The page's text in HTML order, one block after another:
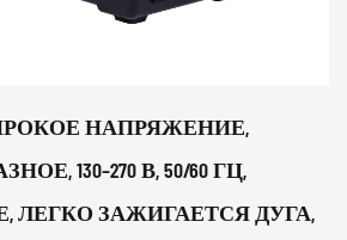
НАПРЯЖЕНИЕ,
130–270 В, 50/60 ГЦ,
ЛЕГКО ЗАЖИГАЕТСЯ ДУГА,